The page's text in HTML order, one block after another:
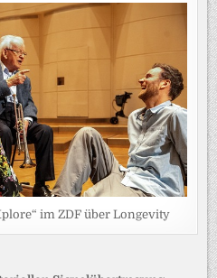
im ZDF über Longevity